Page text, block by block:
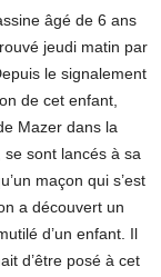
âgé de 6 ans
jeudi matin par
le signalement
de cet enfant,
Mazer dans la
se sont lancés à sa
maçon qui s’est
a découvert un
d’un enfant. Il
d’être posé à cet